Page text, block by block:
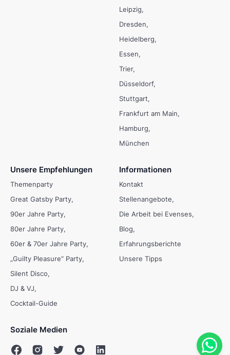
Leipzig
Dresden
Heidelberg
Essen
Trier
Düsseldorf
Stuttgart
Frankfurt am Main
Hamburg
München
Unsere Empfehlungen
Themenparty
Great Gatsby Party
90er Jahre Party
80er Jahre Party
60er & 70er Jahre Party
„Guilty Pleasure“ Party
Silent Disco
DJ & VJ
Cocktail-Guide
Informationen
Kontakt
Stellenangebote
Die Arbeit bei Evenses
Blog
Erfahrungsberichte
Unsere Tipps
Soziale Medien